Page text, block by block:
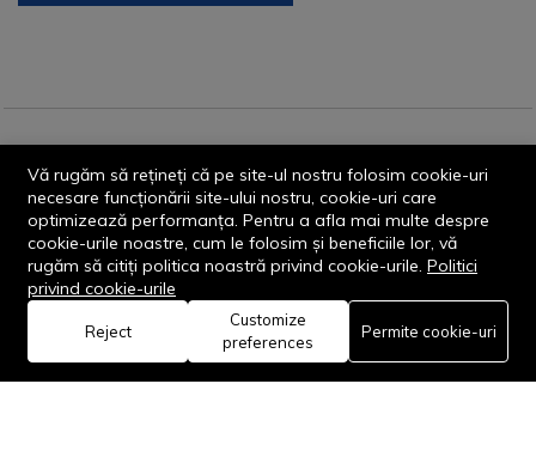
© 2013-2026 - Dornik Total Services S.R.L. CUI 32211812
Reg.Com. J13/1996/2013, Str. Transilvaniei, Nr. 19A
Rămâi conectat:
Acasă Categorie
0
Coș Favorite Cont
Vă rugăm să rețineți că pe site-ul nostru folosim cookie-uri
necesare funcționării site-ului nostru, cookie-uri care
optimizează performanța. Pentru a afla mai multe despre
cookie-urile noastre, cum le folosim și beneficiile lor, vă
rugăm să citiți politica noastră privind cookie-urile. Politici
privind cookie-urile
Reject
Customize
preferences
Permite cookie-uri